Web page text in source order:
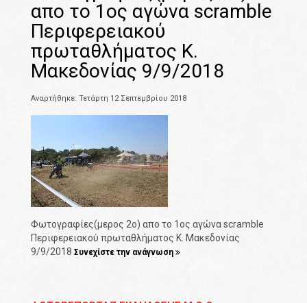
απο το 1ος αγώνα scramble
Περιφερειακού
πρωταθλήματος Κ.
Μακεδονίας 9/9/2018
Αναρτήθηκε: Τετάρτη 12 Σεπτεμβρίου 2018
Φωτογραφίες(μερος 2ο) απο το 1ος αγώνα scramble
Περιφερειακού πρωταθλήματος Κ. Μακεδονίας
9/9/2018 Συνεχίστε την ανάγνωση